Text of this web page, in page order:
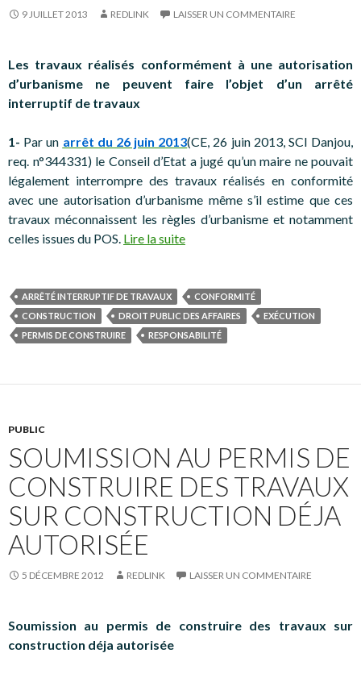
9 JUILLET 2013 REDLINK LAISSER UN COMMENTAIRE
Les travaux réalisés conformément à une autorisation
d’urbanisme ne peuvent faire l’objet d’un arrêté
interruptif de travaux
1- Par un arrêt du 26 juin 2013(CE, 26 juin 2013, SCI Danjou,
req. n°344331) le Conseil d’Etat a jugé qu’un maire ne pouvait
légalement interrompre des travaux réalisés en conformité
avec une autorisation d’urbanisme même s’il estime que ces
travaux méconnaissent les règles d’urbanisme et notamment
celles issues du POS. Lire la suite
ARRÊTÉ INTERRUPTIF DE TRAVAUX
CONFORMITÉ
CONSTRUCTION
DROIT PUBLIC DES AFFAIRES
EXÉCUTION
PERMIS DE CONSTRUIRE
RESPONSABILITÉ
PUBLIC
SOUMISSION AU PERMIS DE
CONSTRUIRE DES TRAVAUX
SUR CONSTRUCTION DÉJA
AUTORISÉE
5 DÉCEMBRE 2012 REDLINK LAISSER UN COMMENTAIRE
Soumission au permis de construire des travaux sur
construction déja autorisée